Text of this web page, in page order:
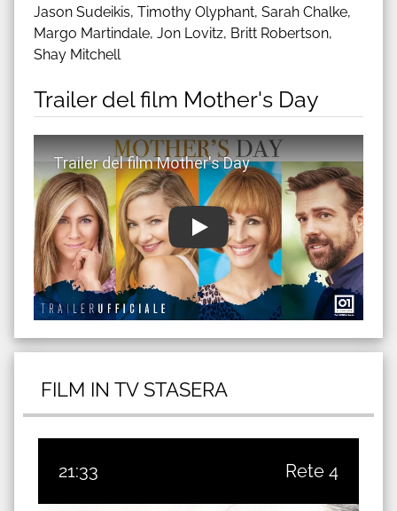
Jason Sudeikis, Timothy Olyphant, Sarah Chalke,
Margo Martindale, Jon Lovitz, Britt Robertson,
Shay Mitchell
Trailer del film Mother's Day
Guarda trailer del film Mother's Day
FILM IN TV STASERA
21:33 Rete 4